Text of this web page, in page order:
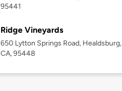
95441
Ridge Vineyards
650 Lytton Springs Road, Healdsburg,
CA, 95448